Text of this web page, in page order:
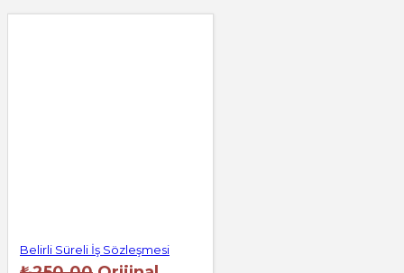
Belirli Süreli İş Sözleşmesi